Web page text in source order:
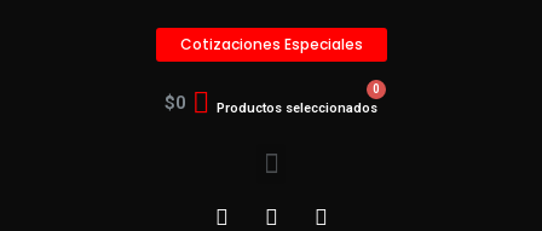
Cotizaciones Especiales
$0